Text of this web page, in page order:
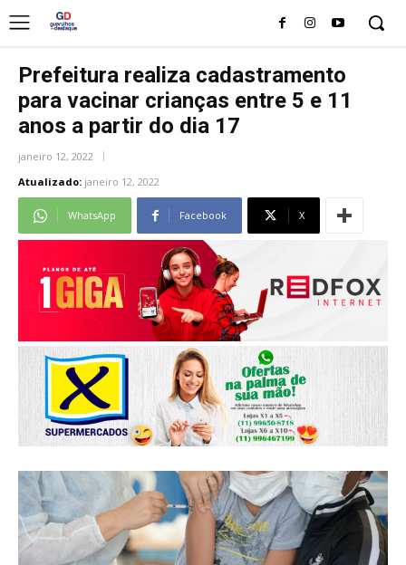
Prefeitura realiza cadastramento
para vacinar crianças entre 5 e 11
anos a partir do dia 17
janeiro 12, 2022
Atualizado: janeiro 12, 2022
WhatsApp Facebook X